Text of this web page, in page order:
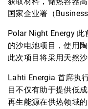
国家企业署（
Polar Night Energy
的沙电池项目，使用
此次项目将采用天然
Lahti Energia 首席执
目不仅有助于提供低
再生能源在供热领域